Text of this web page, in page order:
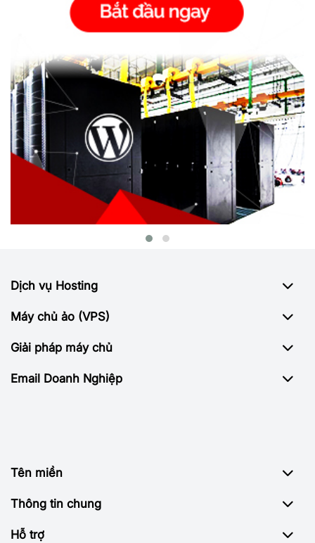
Dịch vụ Hosting
Máy chủ ảo (VPS)
Giải pháp máy chủ
Email Doanh Nghiệp
Tên miền
Thông tin chung
Hỗ trợ